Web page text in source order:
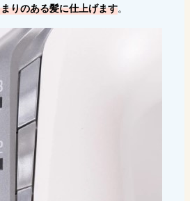
りのある髪に仕上げます。